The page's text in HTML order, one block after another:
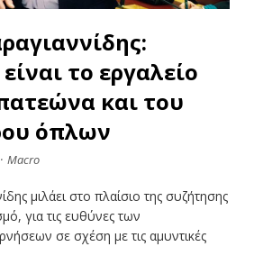
το εργαλείο
και του
όπλων
· Macro
μιλάει στο πλαίσιο της συζήτησης
για τις ευθύνες των
σε σχέση με τις αμυντικές